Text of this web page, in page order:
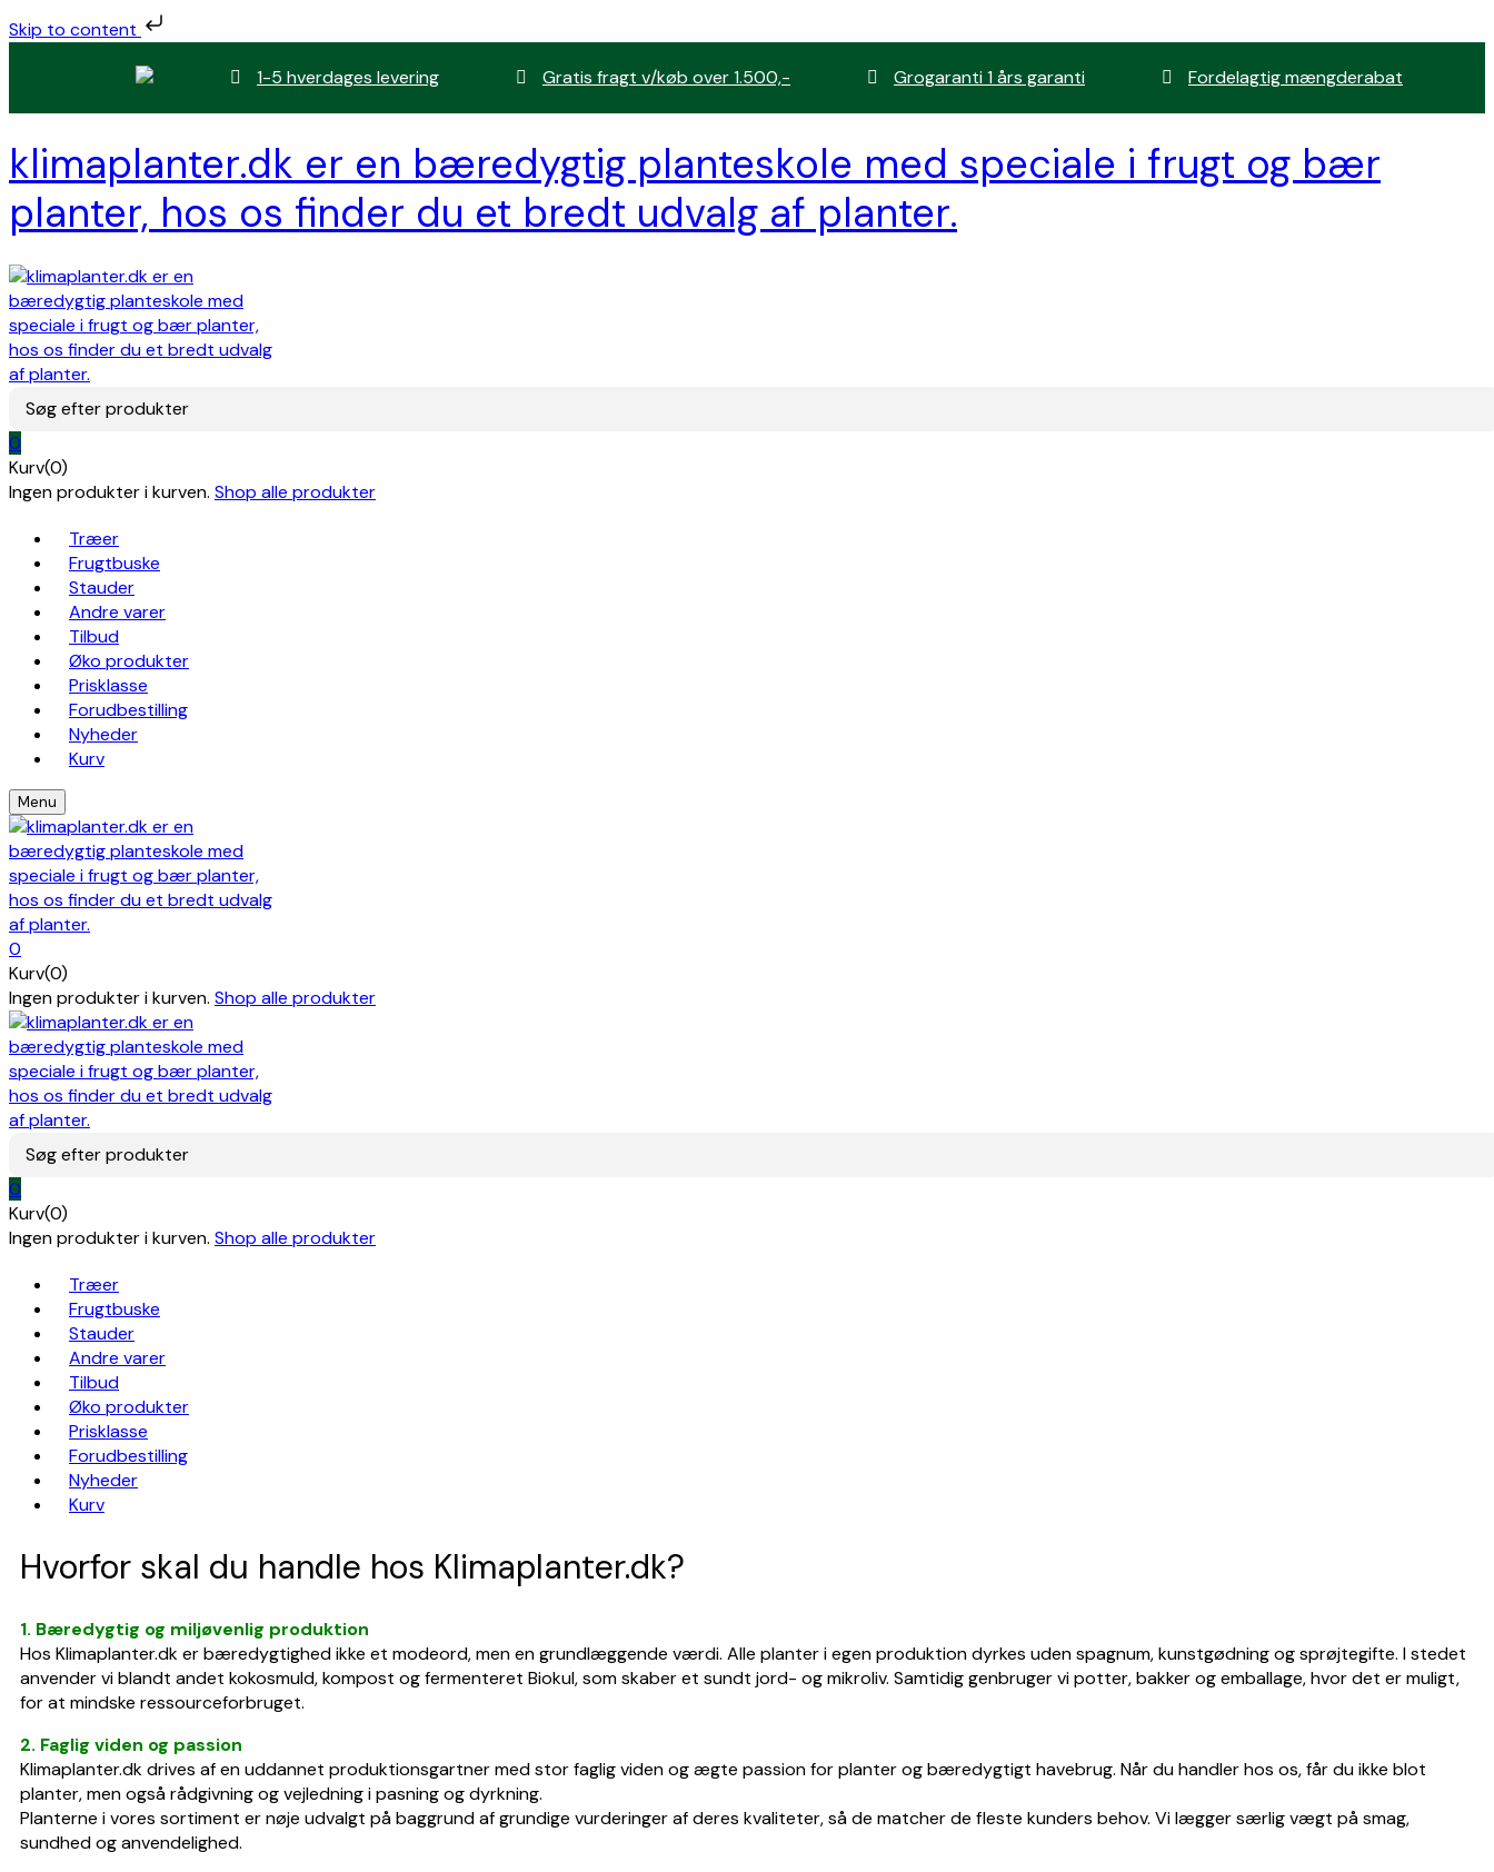
Skip to content
1-5 hverdages levering Gratis fragt v/køb over 1.500,- Grogaranti 1 års garanti Fordelagtig mængderabat
klimaplanter.dk er en bæredygtig planteskole med speciale i frugt og bær
planter, hos os finder du et bredt udvalg af planter.
Søg efter produkter
0
Kurv(0)
Ingen produkter i kurven. Shop alle produkter
Træer
Frugtbuske
Stauder
Andre varer
Tilbud
Øko produkter
Prisklasse
Forudbestilling
Nyheder
Kurv
Menu
0
Kurv(0)
Ingen produkter i kurven. Shop alle produkter
Søg efter produkter
0
Kurv(0)
Ingen produkter i kurven. Shop alle produkter
Træer
Frugtbuske
Stauder
Andre varer
Tilbud
Øko produkter
Prisklasse
Forudbestilling
Nyheder
Kurv
Hvorfor skal du handle hos Klimaplanter.dk?
1. Bæredygtig og miljøvenlig produktion
Hos Klimaplanter.dk er bæredygtighed ikke et modeord, men en grundlæggende værdi. Alle planter i egen produktion dyrkes uden spagnum, kunstgødning og sprøjtegifte. I stedet
anvender vi blandt andet kokosmuld, kompost og fermenteret Biokul, som skaber et sundt jord- og mikroliv. Samtidig genbruger vi potter, bakker og emballage, hvor det er muligt,
for at mindske ressourceforbruget.
2. Faglig viden og passion
Klimaplanter.dk drives af en uddannet produktionsgartner med stor faglig viden og ægte passion for planter og bæredygtigt havebrug. Når du handler hos os, får du ikke blot
planter, men også rådgivning og vejledning i pasning og dyrkning.
Planterne i vores sortiment er nøje udvalgt på baggrund af grundige vurderinger af deres kvaliteter, så de matcher de fleste kunders behov. Vi lægger særlig vægt på smag,
sundhed og anvendelighed.